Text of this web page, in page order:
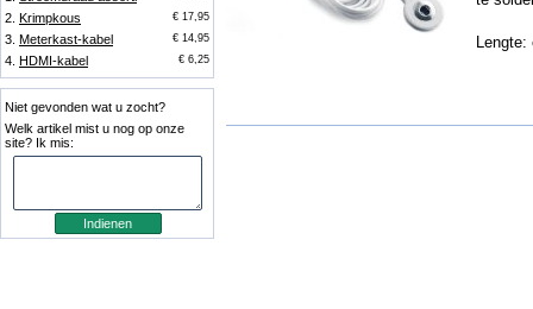
2. Krimpkous € 17,95
3. Meterkast-kabel € 14,95
4. HDMI-kabel € 6,25
Niet gevonden wat u zocht?
Welk artikel mist u nog op onze
site? Ik mis: